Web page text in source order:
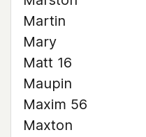
Martin
Mary
Matt 16
Maupin
Maxim 56
Maxton